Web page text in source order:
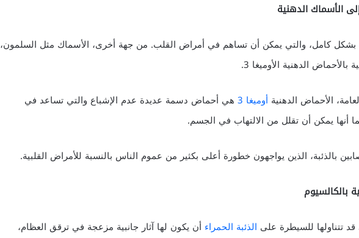
الأسماك الدهنية
بشكل كامل، والتي يمكن أن تساهم في أمراض القلب. من جهة أخرى، الأسماك مثل السلمون،
بالأحماض الدهنية الأوميغا 3.
الأحماض الدهنية أوميغا 3
هي أحماض دسمة عديدة عدم الإشباع والتي تساعد في
أنها يمكن أن تقلل من الالتهاب في الجسم.
بالذئبة، الذين يواجهون خطورة أعلى بكثير من عموم الناس بالنسبة للأمراض القلبية.
بالكالسيوم
قد تتناولها للسيطرة على الذئبة الحمراء أن يكون لها آثار جانبية مزعجة في ترقق العظام،